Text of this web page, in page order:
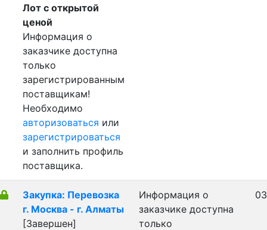
Лот с открытой
ценой
Информация о
заказчике доступна
только
зарегистрированным
поставщикам!
Необходимо
авторизоваться или
зарегистрироваться
и заполнить профиль
поставщика.
Закупка: Перевозка
г. Москва - г. Алматы
[Завершен]
Информация о
заказчике доступна
только